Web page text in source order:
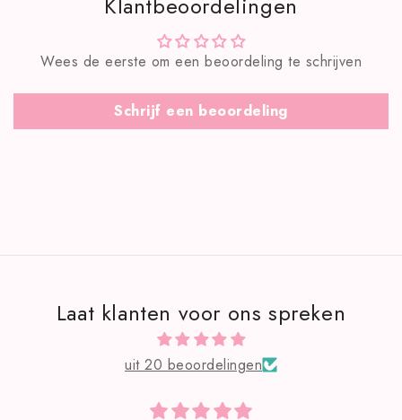
Wees de eerste om een beoordeling te schrijven
Schrijf een beoordeling
Laat klanten voor ons spreken
uit 20 beoordelingen